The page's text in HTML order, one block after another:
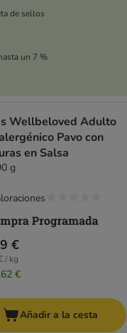
de sellos
un 7 %
Wellbeloved Adulto
Pavo con
en Salsa
g
€
/ kg
€
Añadir a la cesta